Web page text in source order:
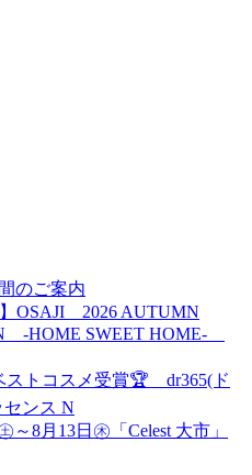
のご案内
】OSAJI 2026 AUTUMN
-HOME SWEET HOME-
ストコスメ受賞🏆 dr365(ド
センス N
～8月13日㊍「Celest 大市」